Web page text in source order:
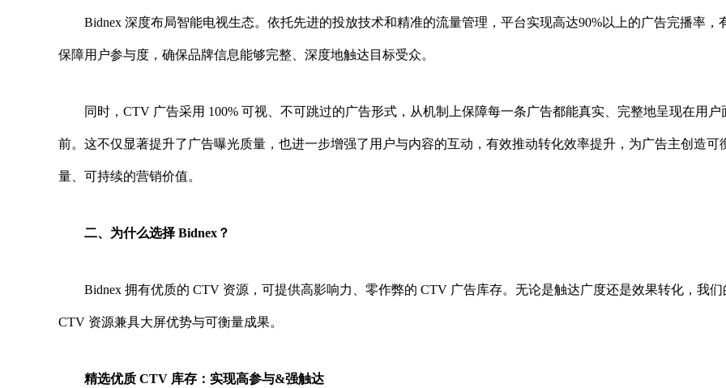
Bidnex 深度布局智能电视生态。依托先进的投放技术和精准的流量管理，平台实现高达90%以上的广告完播率，
保障用户参与度，确保品牌信息能够完整、深度地触达目标受众。
同时，CTV 广告采用 100% 可视、不可跳过的广告形式，从机制上保障每一条广告都能真实、完整地呈现在用户
前。这不仅显著提升了广告曝光质量，也进一步增强了用户与内容的互动，有效推动转化效率提升，为广告主创造可
量、可持续的营销价值。
二、 为什么选择 Bidnex ？
Bidnex 拥有优质的 CTV 资源，可提供高影响力、零作弊的 CTV 广告库存。无论是触达广度还是效果转化，我们
CTV 资源兼具大屏优势与可衡量成果。
精选优质 CTV 库存：实现高参与&强触达